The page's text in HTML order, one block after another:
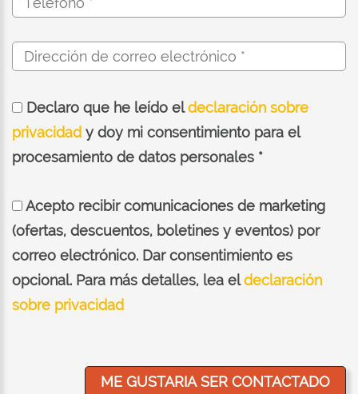
Declaro que he leído eldeclaración sobre
privacidad y doy mi consentimiento para el
procesamiento de datos personales *
Acepto recibir comunicaciones de marketing
(ofertas, descuentos, boletines y eventos) por
correo electrónico. Dar consentimiento es
opcional. Para más detalles, lea eldeclaración
sobre privacidad